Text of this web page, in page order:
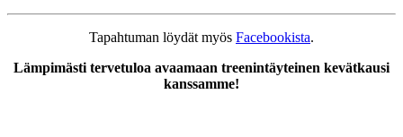
Tapahtuman löydät myös Facebookista.
Lämpimästi tervetuloa avaamaan treenintäyteinen kevätkausi
kanssamme!